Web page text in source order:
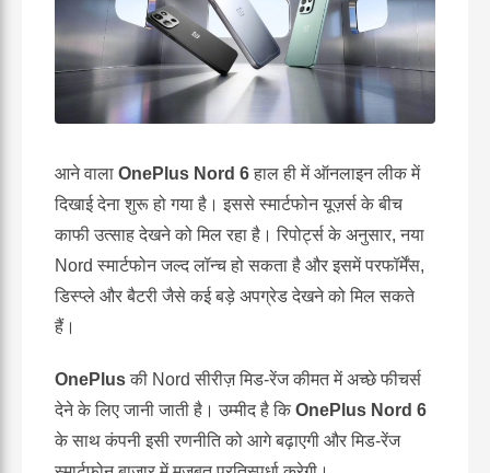
आने वाला OnePlus Nord 6हाल ही में ऑनलाइन लीक में
दिखाई देना शुरू हो गया है। इससे स्मार्टफोन यूज़र्स के बीच
काफी उत्साह देखने को मिल रहा है। रिपोर्ट्स के अनुसार, नया
Nord स्मार्टफोन जल्द लॉन्च हो सकता है और इसमें परफॉर्मेंस,
डिस्प्ले और बैटरी जैसे कई बड़े अपग्रेड देखने को मिल सकते
हैं।
OnePlusकी Nord सीरीज़ मिड-रेंज कीमत में अच्छे फीचर्स
देने के लिए जानी जाती है। उम्मीद है कि OnePlus Nord 6
के साथ कंपनी इसी रणनीति को आगे बढ़ाएगी और मिड-रेंज